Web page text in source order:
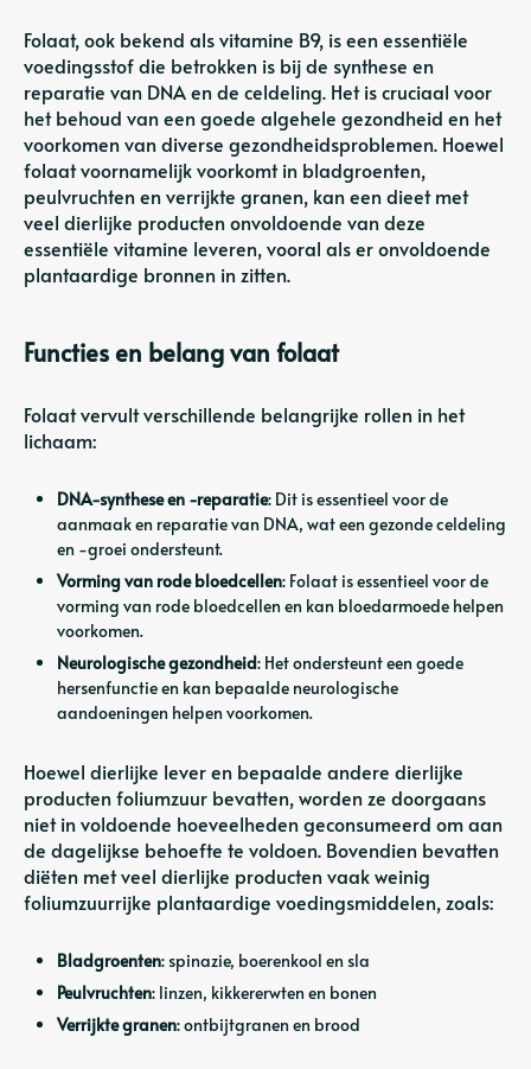
Folaat, ook bekend als vitamine B9, is een essentiële
voedingsstof die betrokken is bij de synthese en
reparatie van DNA en de celdeling. Het is cruciaal voor
het behoud van een goede algehele gezondheid en het
voorkomen van diverse gezondheidsproblemen. Hoewel
folaat voornamelijk voorkomt in bladgroenten,
peulvruchten en verrijkte granen, kan een dieet met
veel dierlijke producten onvoldoende van deze
essentiële vitamine leveren, vooral als er onvoldoende
plantaardige bronnen in zitten.
Functies en belang van folaat
Folaat vervult verschillende belangrijke rollen in het
lichaam:
DNA-synthese en -reparatie: Dit is essentieel voor de
aanmaak en reparatie van DNA, wat een gezonde celdeling
en -groei ondersteunt.
Vorming van rode bloedcellen: Folaat is essentieel voor de
vorming van rode bloedcellen en kan bloedarmoede helpen
voorkomen.
Neurologische gezondheid: Het ondersteunt een goede
hersenfunctie en kan bepaalde neurologische
aandoeningen helpen voorkomen.
Hoewel dierlijke lever en bepaalde andere dierlijke
producten foliumzuur bevatten, worden ze doorgaans
niet in voldoende hoeveelheden geconsumeerd om aan
de dagelijkse behoefte te voldoen. Bovendien bevatten
diëten met veel dierlijke producten vaak weinig
foliumzuurrijke plantaardige voedingsmiddelen, zoals:
Bladgroenten: spinazie, boerenkool en sla
Peulvruchten: linzen, kikkererwten en bonen
Verrijkte granen: ontbijtgranen en brood